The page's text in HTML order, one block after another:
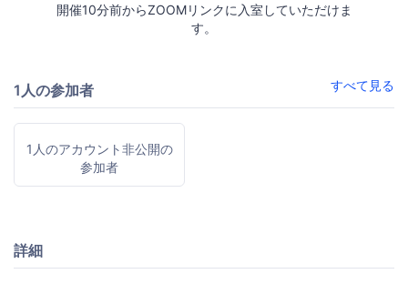
開催10分前からZOOMリンクに入室していただけま
す。
1人の参加者 すべて見る
1人のアカウント非公開の
参加者
詳細